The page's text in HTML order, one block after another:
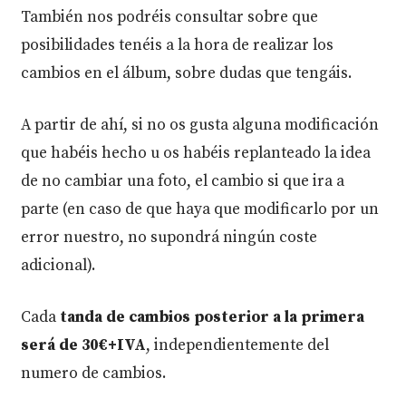
También nos podréis consultar sobre que
posibilidades tenéis a la hora de realizar los
cambios en el álbum, sobre dudas que tengáis.
A partir de ahí, si no os gusta alguna modificación
que habéis hecho u os habéis replanteado la idea
de no cambiar una foto, el cambio si que ira a
parte (en caso de que haya que modificarlo por un
error nuestro, no supondrá ningún coste
adicional).
Cada tanda de cambios posterior a la primera
será de 30€+IVA, independientemente del
numero de cambios.